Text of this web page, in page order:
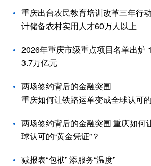
重庆出台农民教育培训改革三年行
计储备农村实用人才60万人以上
2026年重庆市级重点项目名单出炉
3.7万亿元
两场签约背后的金融突围
重庆如何让铁路运单变成全球认可的
两场签约背后的金融突围 重庆如何
球认可的“黄金凭证”？
减报表“包袱” 添服务“温度”